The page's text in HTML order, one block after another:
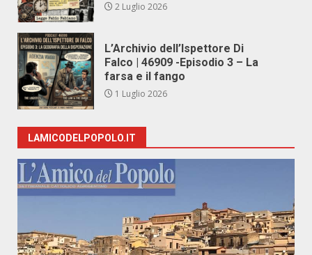
2 Luglio 2026
L’Archivio dell’Ispettore Di
Falco | 46909 -Episodio 3 – La
farsa e il fango
1 Luglio 2026
LAMICODELPOPOLO.IT